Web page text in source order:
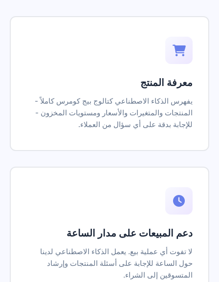
معرفة المنتج
يفهرس الذكاء الاصطناعي كتالوج بيج كومرس كاملاً -
المنتجات والمتغيرات والأسعار ومستويات المخزون -
للإجابة بدقة على أي سؤال من العملاء.
دعم المبيعات على مدار الساعة
لا تفوت أي عملية بيع. يعمل الذكاء الاصطناعي لدينا
حول الساعة للإجابة على أسئلة المنتجات وإرشاد
المتسوقين إلى الشراء.